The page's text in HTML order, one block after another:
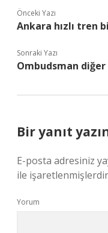
Önceki Yazı
Ankara hızlı tren
Sonraki Yazı
Ombudsman diğer
Bir yanıt
E-posta adresiniz
ile işaretlenmişlerdir
Yorum